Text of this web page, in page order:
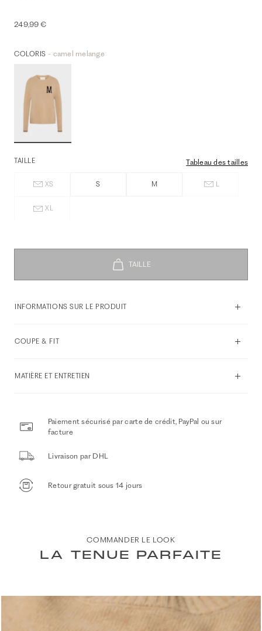
249,99 €
COLORIS - camel melange
TAILLE Tableau des tailles
XS S M L
XL
INFORMATIONS SUR LE PRODUIT
COUPE & FIT
MATIÈRE ET ENTRETIEN
Paiement sécurisé par carte de crédit, PayPal ou sur
facture
Livraison par DHL
Retour gratuit sous 14 jours
COMMANDER LE LOOK
LA TENUE PARFAITE